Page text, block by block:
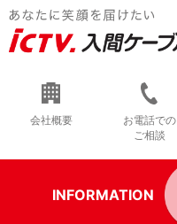
会社概要
お電話での
ご相談
INFORMATION